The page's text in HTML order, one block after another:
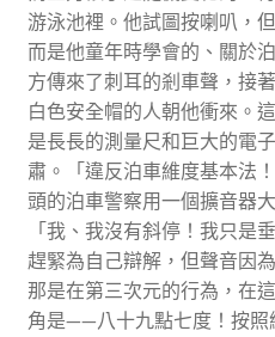
游泳池裡。他試圖按喇叭，
而是他童年時學會的、關於
方傳來了刺耳的剎車聲，接
白色安全帽的人朝他衝來。
是長長的測量尺和巨大的電
肅。「違反泊車維度基本法
頭的泊車警察用一個擴音器
「我、我沒有斜停！我只是
趕緊為自己辯解，但聲音因
那是在第三次元的行為，在
角是——八十九點七度！按照